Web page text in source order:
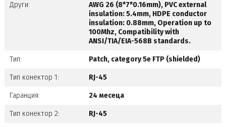
Други:
AWG 26 (8*7*0.16mm), PVC external
insulation: 5.4mm, HDPE conductor
insulation: 0.88mm, Operation up to
100Mhz, Compatibility with
ANSI/TIA/EIA-568B standards.
Тип: Patch, category 5e FTP (shielded)
Тип конектор 1: RJ-45
Гаранция: 24 месеца
Тип конектор 2: RJ-45